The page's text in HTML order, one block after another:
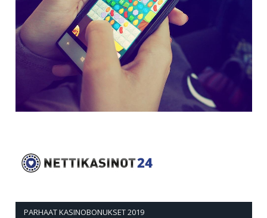
PARHAAT KASINOBONUKSET 2019